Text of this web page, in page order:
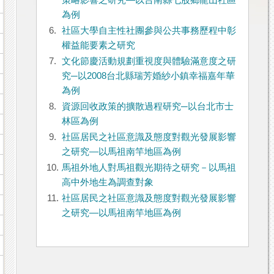
為例
6.
社區大學自主性社團參與公共事務歷程中彰
權益能要素之研究
7.
文化節慶活動規劃重視度與體驗滿意度之研
究─以2008台北縣瑞芳婚紗小鎮幸福嘉年華
為例
8.
資源回收政策的擴散過程研究─以台北市士
林區為例
9.
社區居民之社區意識及態度對觀光發展影響
之研究—以馬祖南竿地區為例
10. 馬祖外地人對馬祖觀光期待之研究－以馬祖
高中外地生為調查對象
11. 社區居民之社區意識及態度對觀光發展影響
之研究—以馬祖南竿地區為例